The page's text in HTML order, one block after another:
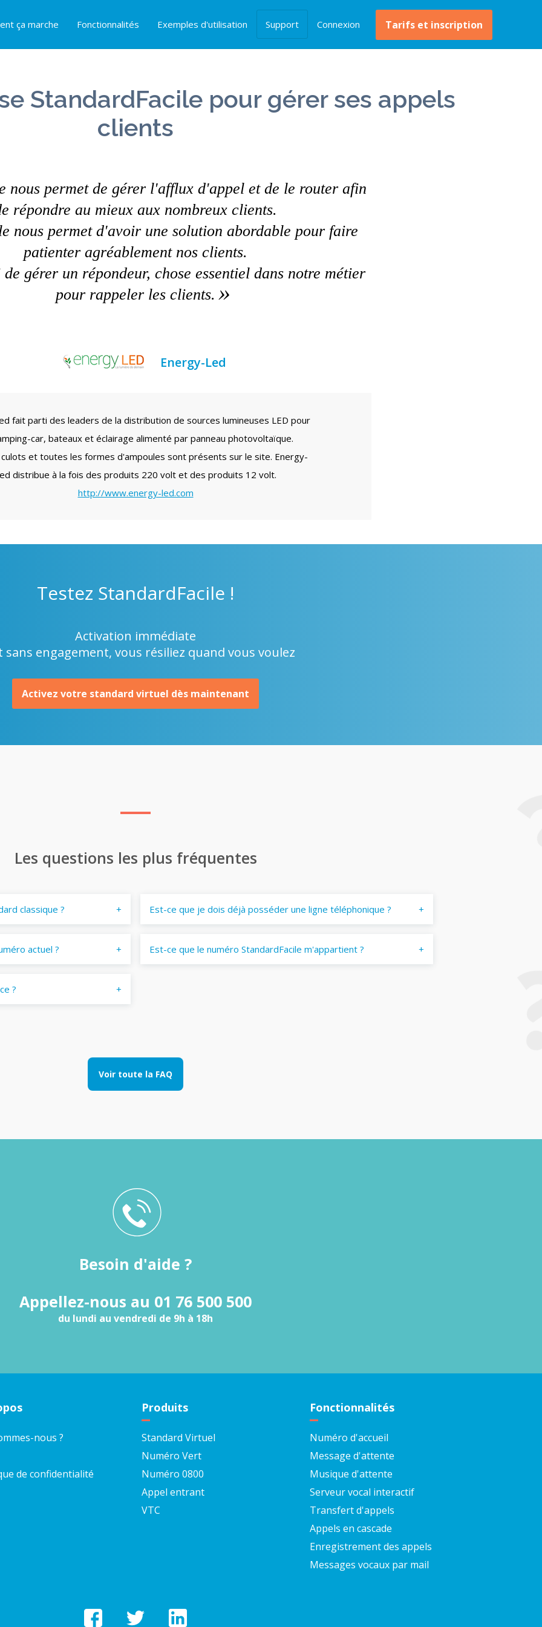
Tarifs et inscription
ça marche Fonctionnalités Exemples d'utilisation Support Connexion
StandardFacile pour gérer ses appels
clients
nous permet de gérer l'afflux d'appel et de le router afin
répondre au mieux aux nombreux clients.
nous permet d'avoir une solution abordable pour faire
patienter agréablement nos clients.
gérer un répondeur, chose essentiel dans notre métier
pour rappeler les clients.
Energy-Led
fait parti des leaders de la distribution de sources lumineuses LED pour
car, bateaux et éclairage alimenté par panneau photovoltaïque.
et toutes les formes d'ampoules sont présents sur le site. Energy-
distribue à la fois des produits 220 volt et des produits 12 volt.
http://www.energy-led.com
Testez StandardFacile !
Activation immédiate
sans engagement, vous résiliez quand vous voulez
Activez votre standard virtuel dès maintenant
Les questions les plus fréquentes
classique ? Est-ce que je dois déjà posséder une ligne téléphonique ?
actuel ? Est-ce que le numéro StandardFacile m'appartient ?
?
Voir toute la FAQ
Besoin d'aide ?
Appellez-nous au 01 76 500 500
du lundi au vendredi de 9h à 18h
nous ?
de confidentialité
Produits
Standard Virtuel
Numéro Vert
Numéro 0800
Appel entrant
VTC
Fonctionnalités
Numéro d'accueil
Message d'attente
Musique d'attente
Serveur vocal interactif
Transfert d'appels
Appels en cascade
Enregistrement des appels
Messages vocaux par mail